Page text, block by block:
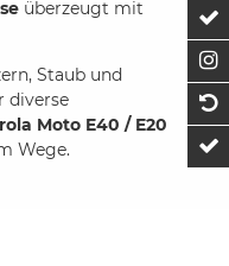
überzeugt mit
Staub und
diverse
Moto E40 / E20
Wege.